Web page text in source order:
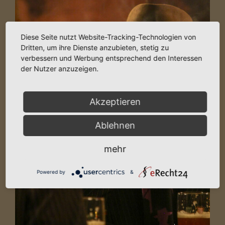
Image
Diese Seite nutzt Website-Tracking-Technologien von
Dritten, um ihre Dienste anzubieten, stetig zu
verbessern und Werbung entsprechend den Interessen
der Nutzer anzuzeigen.
Akzeptieren
Ablehnen
mehr
Powered by &